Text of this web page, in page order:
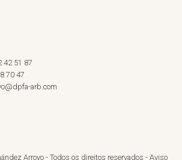
42 51 87
70 47
arb.com
Arroyo - Todos os direitos reservados - Aviso